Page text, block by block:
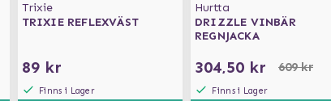
Trixie
TRIXIE REFLEXVÄST
89 kr
Finns i Lager
Hurtta
DRIZZLE VINBÄR
REGNJACKA
304,50 kr 609 kr
Finns i Lager